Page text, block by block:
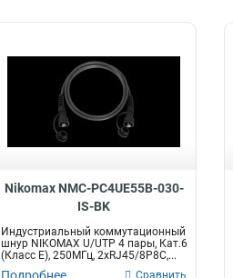
Nikomax NMC-PC4UE55B-030-
IS-BK
Индустриальный коммутационный
шнур NIKOMAX U/UTP 4 пары, Кат.6
(Класс E), 250МГц, 2хRJ45/8P8C,...
Сравнить